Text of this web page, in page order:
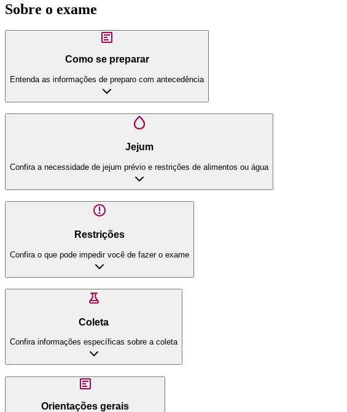
Sobre o exame
Como se preparar
Entenda as informações de preparo com antecedência
Jejum
Confira a necessidade de jejum prévio e restrições de alimentos ou água
Restrições
Confira o que pode impedir você de fazer o exame
Coleta
Confira informações específicas sobre a coleta
Orientações gerais